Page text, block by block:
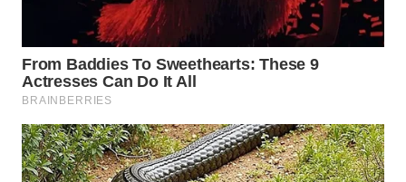
ADVOKAT
WAHANA
INFRASTRUKTUR
WAHANA
KONSUMEN